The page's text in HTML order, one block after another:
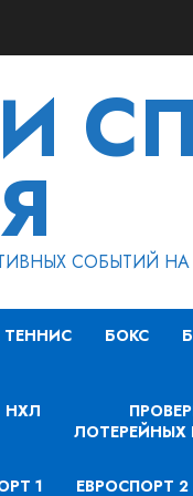
СОБЫТИЙ
ТЕННИС БОКС
НХЛ
ЛОТЕРЕЙНЫХ
1 ЕВРОСПОРТ 2